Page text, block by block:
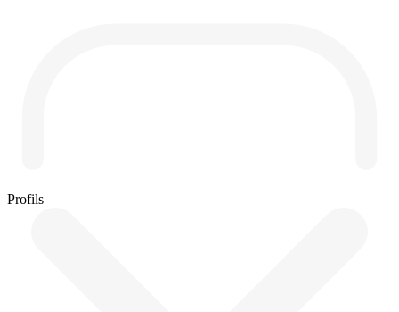
Profils